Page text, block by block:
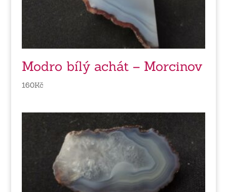
Modro bílý achát – Morcinov
160Kč